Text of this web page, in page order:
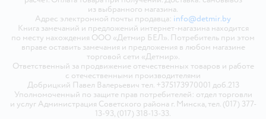
из выбранного магазина.
Адрес электронной почты продавца: info@detmir.by
Книга замечаний и предложений интернет-магазина находится
по месту нахождения ООО «Детмир БЕЛ». Потребитель при этом
вправе оставить замечания и предложения в любом магазине
торговой сети «Детмир».
Ответственный за продвижение отечественных товаров и работе
с отечественными производителями
Добрицкий Павел Валерьевич тел. +375173970001 доб.213
Уполномоченный по защите прав потребителей: отдел торговли
и услуг Администрация Советского района г. Минска, тел. (017) 377-
13-93, (017) 318-13-33.